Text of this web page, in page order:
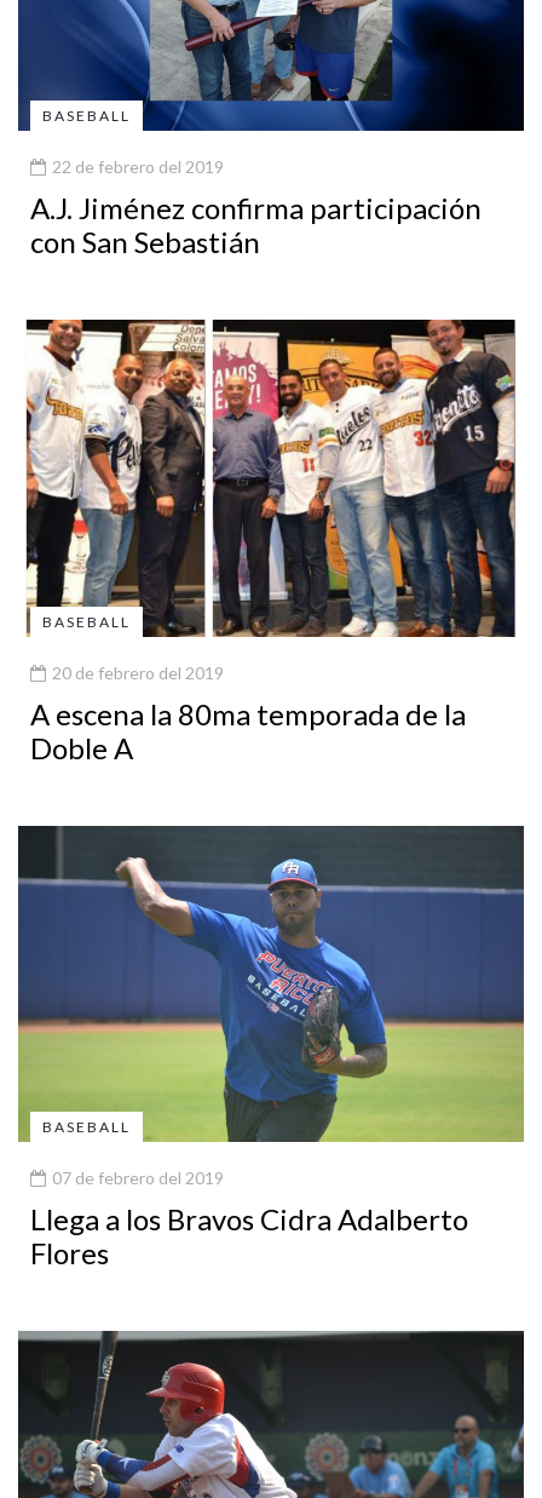
BASEBALL
22 de febrero del 2019
A.J. Jiménez confirma participación
con San Sebastián
BASEBALL
20 de febrero del 2019
A escena la 80ma temporada de la
Doble A
BASEBALL
07 de febrero del 2019
Llega a los Bravos Cidra Adalberto
Flores